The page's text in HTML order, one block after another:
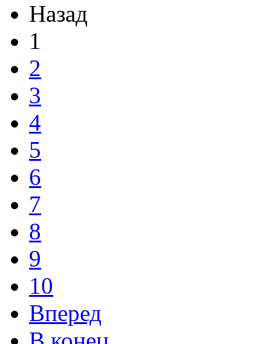
Назад
1
2
3
4
5
6
7
8
9
10
Вперед